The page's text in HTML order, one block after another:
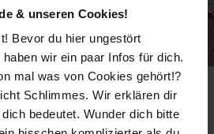
& unseren Cookies!
Bevor du hier ungestört
wir ein paar Infos für dich.
mal was von Cookies gehört!?
Schlimmes. Wir erklären dir
bedeutet. Wunder dich bitte